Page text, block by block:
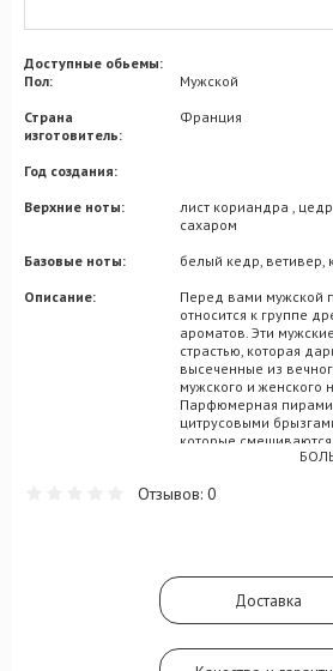
Доступные обьемы:
Пол:
Мужской
Страна
изготовитель:
Франция
Год создания:
Верхние ноты:
лист кориандра ,
сахаром
Базовые ноты:
белый кедр, ветивер,
Описание:
Перед вами мужской
относится к группе
ароматов. Эти
страстью, которая
высеченные из
мужского и женского
Парфюмерная
цитрусовыми
которые
цитрусовыми нотами,
сердце
кипариса. В шлейфе
аромата заключается
бензоина, которая
ванильными и
Отзывов: 0
Доставка